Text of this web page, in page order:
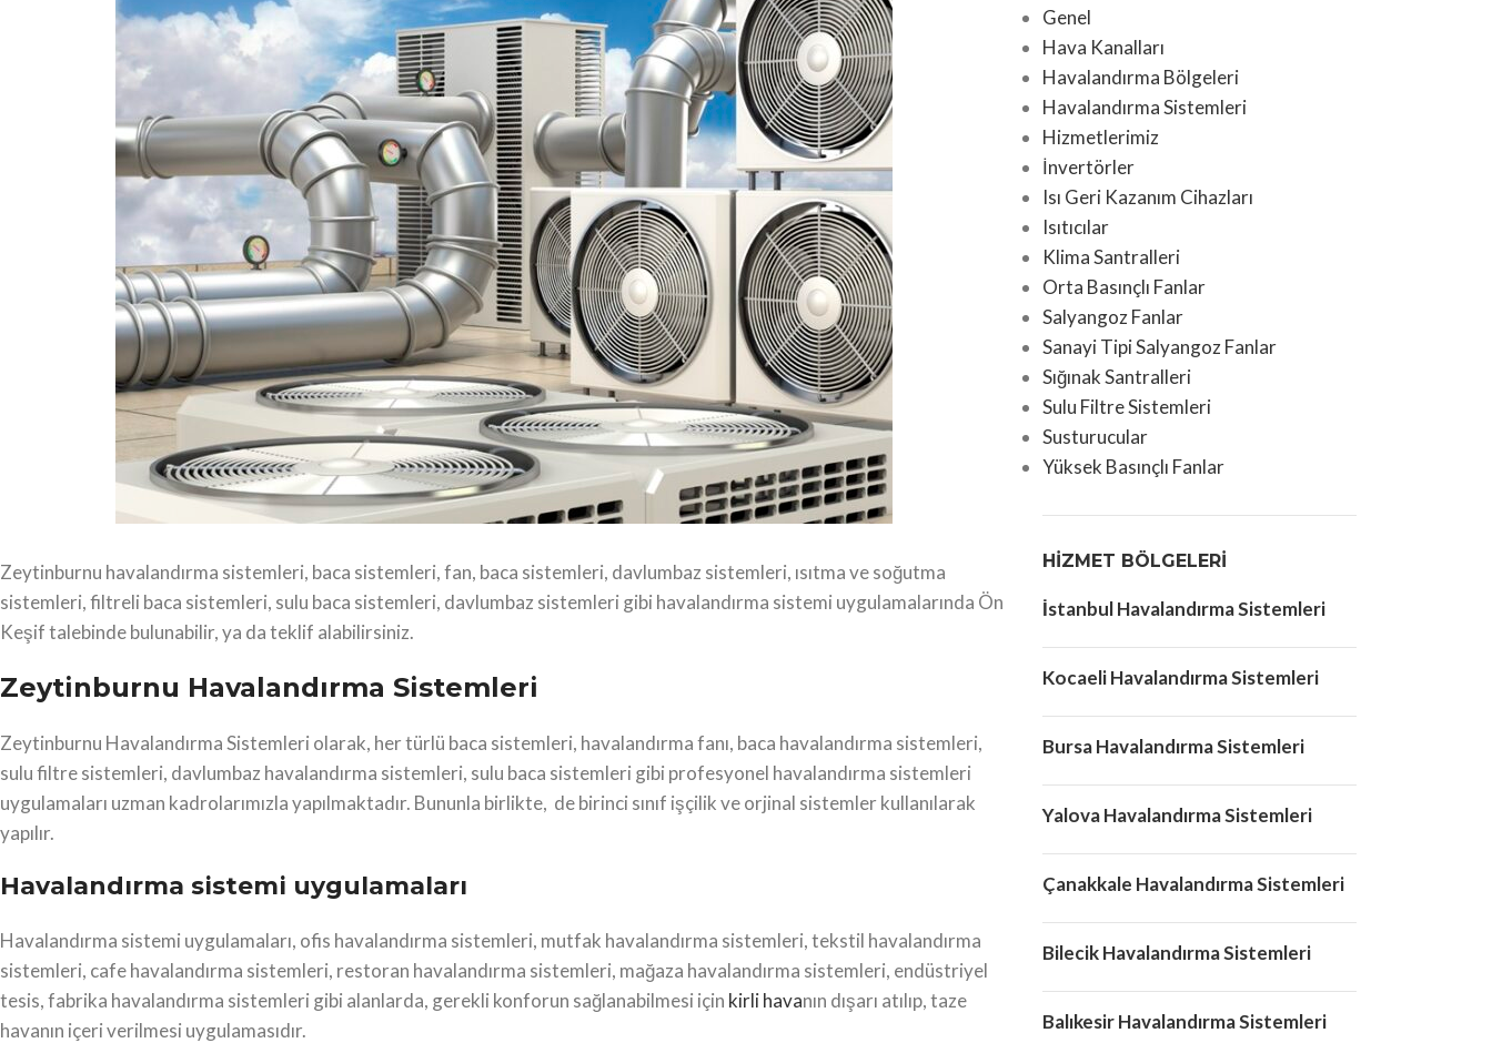
Zeytinburnu havalandırma sistemleri, baca sistemleri, fan, baca sistemleri, davlumbaz sistemleri, ısıtma ve soğutma
sistemleri, filtreli baca sistemleri, sulu baca sistemleri, davlumbaz sistemleri gibi havalandırma sistemi uygulamalarında Ön
Keşif talebinde bulunabilir, ya da teklif alabilirsiniz.
Zeytinburnu Havalandırma Sistemleri
Zeytinburnu Havalandırma Sistemleri olarak, her türlü baca sistemleri, havalandırma fanı, baca havalandırma sistemleri,
sulu filtre sistemleri, davlumbaz havalandırma sistemleri, sulu baca sistemleri gibi profesyonel havalandırma sistemleri
uygulamaları uzman kadrolarımızla yapılmaktadır. Bununla birlikte, de birinci sınıf işçilik ve orjinal sistemler kullanılarak
yapılır.
Havalandırma sistemi uygulamaları
Havalandırma sistemi uygulamaları, ofis havalandırma sistemleri, mutfak havalandırma sistemleri, tekstil havalandırma
sistemleri, cafe havalandırma sistemleri, restoran havalandırma sistemleri, mağaza havalandırma sistemleri, endüstriyel
tesis, fabrika havalandırma sistemleri gibi alanlarda, gerekli konforun sağlanabilmesi için kirli havanın dışarı atılıp, taze
havanın içeri verilmesi uygulamasıdır.
Genel
Hava Kanalları
Havalandırma Bölgeleri
Havalandırma Sistemleri
Hizmetlerimiz
İnvertörler
Isı Geri Kazanım Cihazları
Isıtıcılar
Klima Santralleri
Orta Basınçlı Fanlar
Salyangoz Fanlar
Sanayi Tipi Salyangoz Fanlar
Sığınak Santralleri
Sulu Filtre Sistemleri
Susturucular
Yüksek Basınçlı Fanlar
HIZMET BÖLGELERI
İstanbul Havalandırma Sistemleri
Kocaeli Havalandırma Sistemleri
Bursa Havalandırma Sistemleri
Yalova Havalandırma Sistemleri
Çanakkale Havalandırma Sistemleri
Bilecik Havalandırma Sistemleri
Balıkesir Havalandırma Sistemleri